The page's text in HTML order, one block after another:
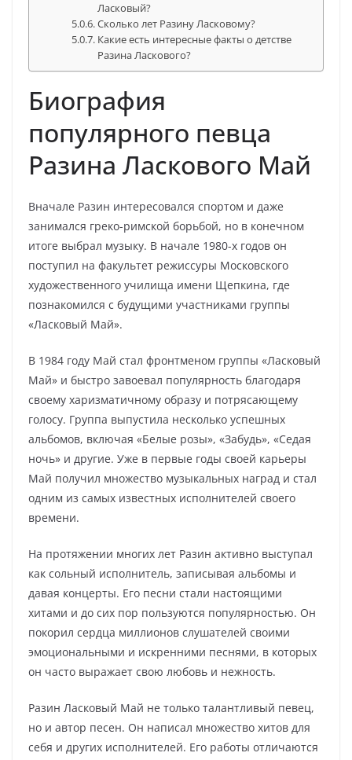
Ласковый?
Сколько лет Разину Ласковому?
Какие есть интересные факты о детстве
Разина Ласкового?
Биография
популярного певца
Разина Ласкового Май
Вначале Разин интересовался спортом и даже
занимался греко-римской борьбой, но в конечном
итоге выбрал музыку. В начале 1980-х годов он
поступил на факультет режиссуры Московского
художественного училища имени Щепкина, где
познакомился с будущими участниками группы
«Ласковый Май».
В 1984 году Май стал фронтменом группы «Ласковый
Май» и быстро завоевал популярность благодаря
своему харизматичному образу и потрясающему
голосу. Группа выпустила несколько успешных
альбомов, включая «Белые розы», «Забудь», «Седая
ночь» и другие. Уже в первые годы своей карьеры
Май получил множество музыкальных наград и стал
одним из самых известных исполнителей своего
времени.
На протяжении многих лет Разин активно выступал
как сольный исполнитель, записывая альбомы и
давая концерты. Его песни стали настоящими
хитами и до сих пор пользуются популярностью. Он
покорил сердца миллионов слушателей своими
эмоциональными и искренними песнями, в которых
он часто выражает свою любовь и нежность.
Разин Ласковый Май не только талантливый певец,
но и автор песен. Он написал множество хитов для
себя и других исполнителей. Его работы отличаются